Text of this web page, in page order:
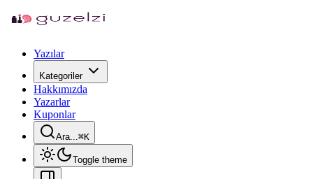
Yazılar
Kategoriler
Hakkımızda
Yazarlar
Kuponlar
Ara...⌘K
Toggle theme